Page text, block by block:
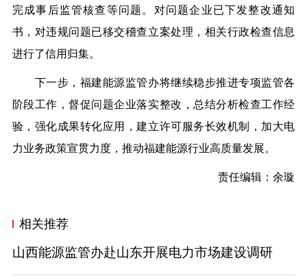
完成事后监管核查等问题。对问题企业已下发整改通知
书，对违规问题已移交稽查立案处理，相关行政检查信息
进行了信用归集。
下一步，福建能源监管办将继续稳步推进专项监管各
阶段工作，督促问题企业落实整改，总结分析检查工作经
验，强化成果转化应用，建立许可服务长效机制，加大电
力业务政策宣贯力度，推动福建能源行业高质量发展。
责任编辑：余璇
相关推荐
山西能源监管办赴山东开展电力市场建设调研